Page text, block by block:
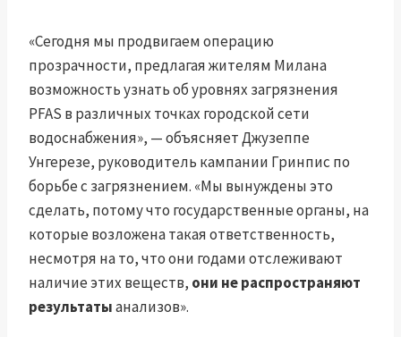
«Сегодня мы продвигаем операцию
прозрачности, предлагая жителям Милана
возможность узнать об уровнях загрязнения
PFAS в различных точках городской сети
водоснабжения», — объясняет Джузеппе
Унгерезе, руководитель кампании Гринпис по
борьбе с загрязнением. «Мы вынуждены это
сделать, потому что государственные органы, на
которые возложена такая ответственность,
несмотря на то, что они годами отслеживают
наличие этих веществ, они не распространяют
результатыанализов».